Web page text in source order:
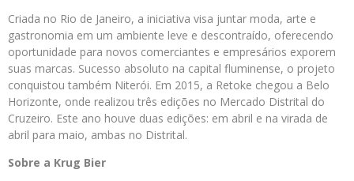
Criada no Rio de Janeiro, a iniciativa visa juntar moda, arte e
gastronomia em um ambiente leve e descontraído, oferecendo
oportunidade para novos comerciantes e empresários exporem
suas marcas. Sucesso absoluto na capital fluminense, o projeto
conquistou também Niterói. Em 2015, a Retoke chegou a Belo
Horizonte, onde realizou três edições no Mercado Distrital do
Cruzeiro. Este ano houve duas edições: em abril e na virada de
abril para maio, ambas no Distrital.
Sobre a Krug Bier